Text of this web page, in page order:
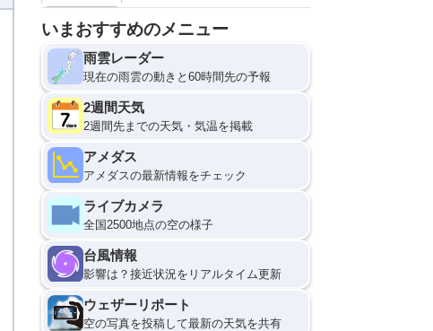
いまおすすめのメニュー
雨雲レーダー
現在の雨雲の動きと60時間先の予報
2週間天気
2週間先までの天気・気温を掲載
アメダス
アメダスの最新情報をチェック
ライブカメラ
全国2500地点の空の様子
台風情報
影響は？接近状況をリアルタイム更新
ウェザーリポート
空の写真を投稿して最新の天気を共有